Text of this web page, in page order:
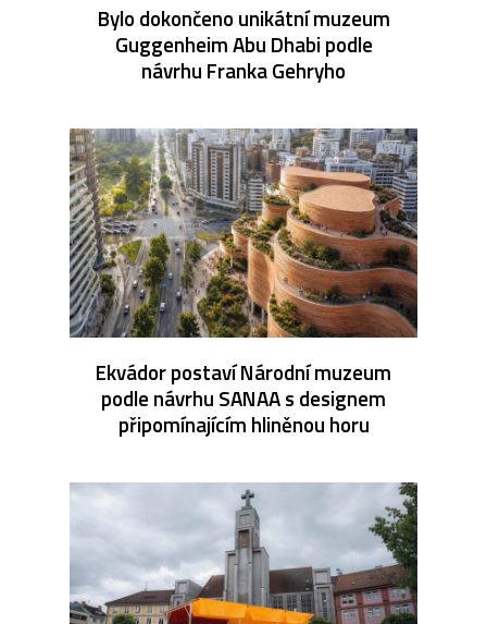
Bylo dokončeno unikátní muzeum
Guggenheim Abu Dhabi podle
návrhu Franka Gehryho
Ekvádor postaví Národní muzeum
podle návrhu SANAA s designem
připomínajícím hliněnou horu